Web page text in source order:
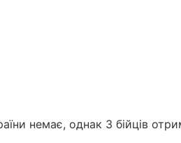
немає, однак 3 бійців